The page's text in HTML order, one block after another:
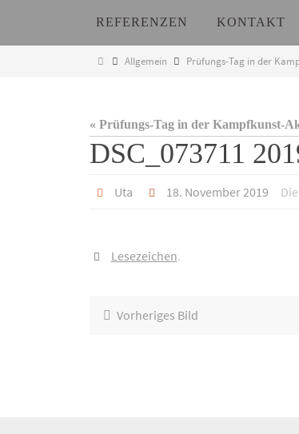
REFERENZEN KONTAKT
StartAllgemein Prüfungs-Tag in der
« Prüfungs-Tag in der Kampfkunst-
DSC_073711
Uta 18. November 2019
Lesezeichen.
Vorheriges Bild